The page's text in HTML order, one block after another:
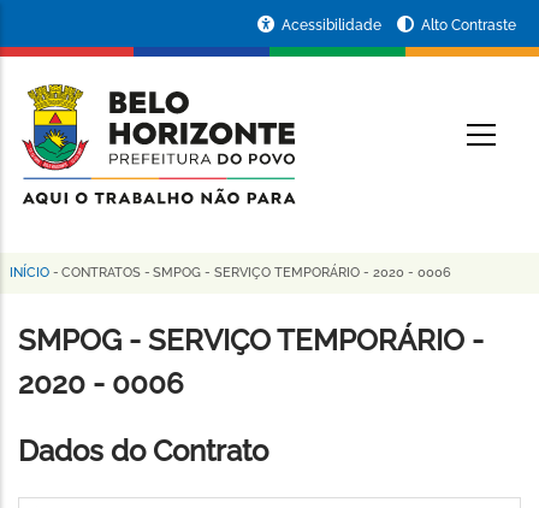
conteúdo
principal
da
Prefeitura
de
Horizonte
Acessibilidade Alto Contraste
Trilha
de
navegação
INÍCIO - CONTRATOS - SMPOG - SERVIÇO TEMPORÁRIO - 2020 - 0006
SMPOG - SERVIÇO TEMPORÁRIO -
2020 - 0006
Dados do Contrato